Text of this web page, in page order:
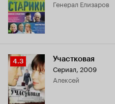
4.8
генерал Елизаров
Рейтинг
Кинопоиска
4.3
4.3 Участковая
Сериал, 2009
Алексей